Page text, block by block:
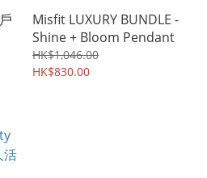
Misfit LUXURY BUNDLE -
Shine + Bloom Pendant
HK$1,046.00
HK$830.00